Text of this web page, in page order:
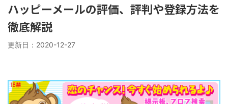
ハッピーメールの評価、評判や登録方法を
徹底解説
更新日： 2020-12-27